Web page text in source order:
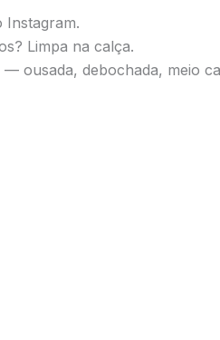
Instagram.
Limpa na calça.
ousada, debochada, meio